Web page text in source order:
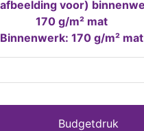
Binnenwerk: 170 g/m² mat
Budgetdruk